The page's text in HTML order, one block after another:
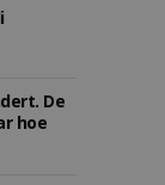
De
hoe